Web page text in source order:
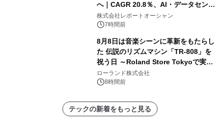
へ｜CAGR 20.8％、AI・データセンタ
ー需要が成長を牽引
株式会社レポートオーシャン
7時間前
8月8日は音楽シーンに革新をもたらし
た 伝説のリズムマシン「TR-808」を
祝う日 ～Roland Store Tokyoで実機
を展示しての 記念キャンペーンを開
催 英国ラジオ「NTS」の 特別プログ
アーティストを フィーチャーしたアニ
メーションを公開～
ローランド株式会社
8時間前
テックの新着をもっと見る